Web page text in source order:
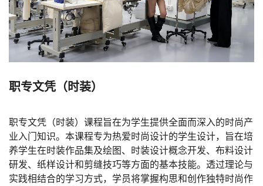
职专文凭（时装）
职专文凭（时装）课程旨在为学生提供全面而深入的时尚产
业入门知识。本课程专为热爱时尚设计的学生设计，旨在培
养学生在时装作品集及绘图、时装设计概念开发、布料设计
研发、纸样设计和剪缝技巧等方面的基本技能。透过理论与
实践相结合的学习方式，学员将掌握构思和创作独特时尚作